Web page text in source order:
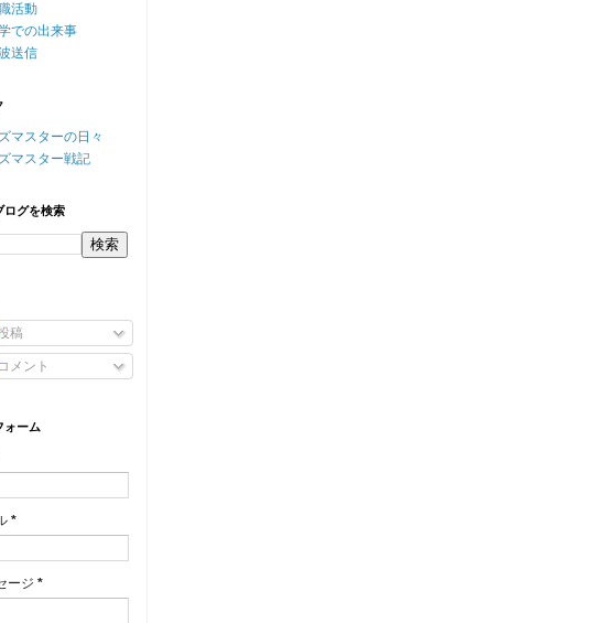
活動
での出来事
送信
マスターの日々
マスター戦記
ログを検索
稿
コメント
ォーム
*
ージ*